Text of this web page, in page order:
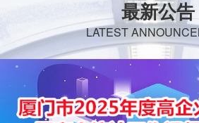
最新公告
LATEST